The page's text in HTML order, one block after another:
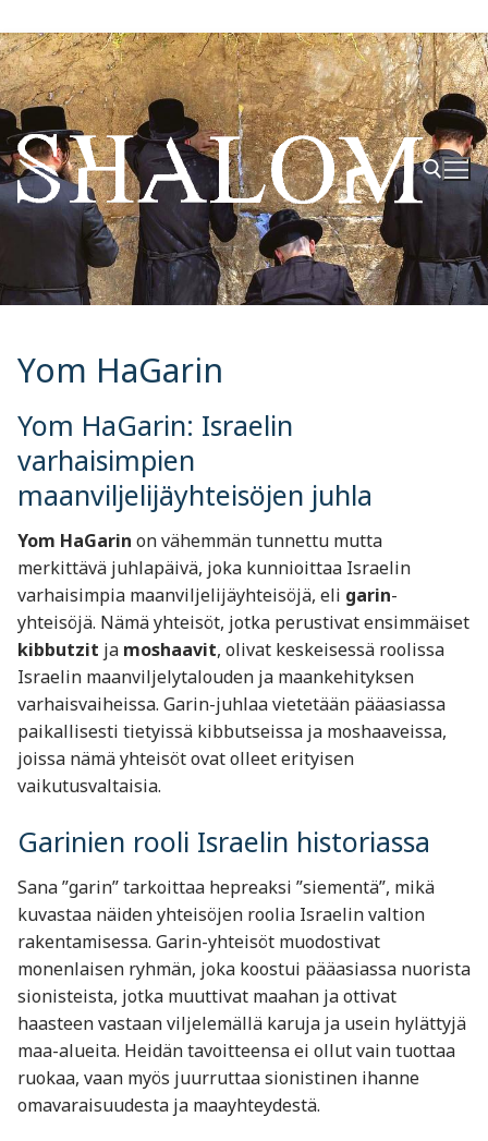
Hyppää
sisältöön
Hae:
Yom HaGarin
Yom HaGarin: Israelin
varhaisimpien
maanviljelijäyhteisöjen juhla
Yom HaGarin on vähemmän tunnettu mutta
merkittävä juhlapäivä, joka kunnioittaa Israelin
varhaisimpia maanviljelijäyhteisöjä, eli garin-
yhteisöjä. Nämä yhteisöt, jotka perustivat ensimmäiset
kibbutzit ja moshaavit, olivat keskeisessä roolissa
Israelin maanviljelytalouden ja maankehityksen
varhaisvaiheissa. Garin-juhlaa vietetään pääasiassa
paikallisesti tietyissä kibbutseissa ja moshaaveissa,
joissa nämä yhteisöt ovat olleet erityisen
vaikutusvaltaisia.
Garinien rooli Israelin historiassa
Sana ”garin” tarkoittaa hepreaksi ”siementä”, mikä
kuvastaa näiden yhteisöjen roolia Israelin valtion
rakentamisessa. Garin-yhteisöt muodostivat
monenlaisen ryhmän, joka koostui pääasiassa nuorista
sionisteista, jotka muuttivat maahan ja ottivat
haasteen vastaan viljelemällä karuja ja usein hylättyjä
maa-alueita. Heidän tavoitteensa ei ollut vain tuottaa
ruokaa, vaan myös juurruttaa sionistinen ihanne
omavaraisuudesta ja maayhteydestä.